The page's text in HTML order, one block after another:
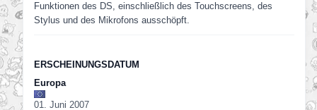
Funktionen des DS, einschließlich des Touchscreens, des
Stylus und des Mikrofons ausschöpft.
ERSCHEINUNGSDATUM
Europa
01. Juni 2007